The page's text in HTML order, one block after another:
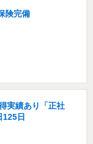
険完備
実績あり「正社
125日